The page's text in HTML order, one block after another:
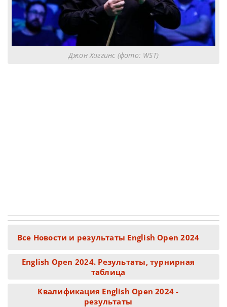
Джон Хиггинс (фото: WST)
Все Новости и результаты English Open 2024
English Open 2024. Результаты, турнирная
таблица
Квалификация English Open 2024 -
результаты